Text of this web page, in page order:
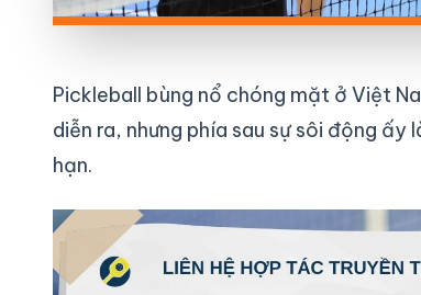
Pickleball bùng nổ chóng mặt ở Việt
diễn ra, nhưng phía sau sự sôi động
hạn.